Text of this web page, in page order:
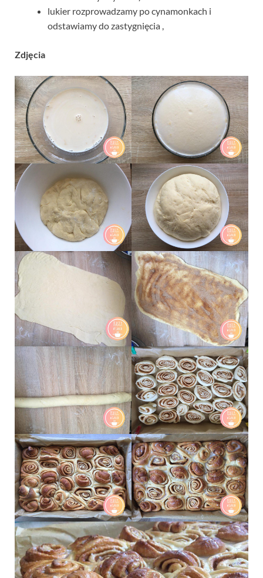
lukier rozprowadzamy po cynamonkach i
odstawiamy do zastygnięcia ,
Zdjęcia